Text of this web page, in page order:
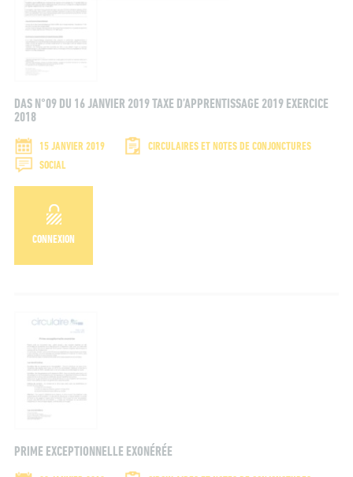
DAS N°09 DU 16 JANVIER 2019 TAXE D’APPRENTISSAGE 2019 EXERCICE
2018
15 JANVIER 2019
CIRCULAIRES ET NOTES DE CONJONCTURES
SOCIAL
CONNEXION
PRIME EXCEPTIONNELLE EXONÉRÉE